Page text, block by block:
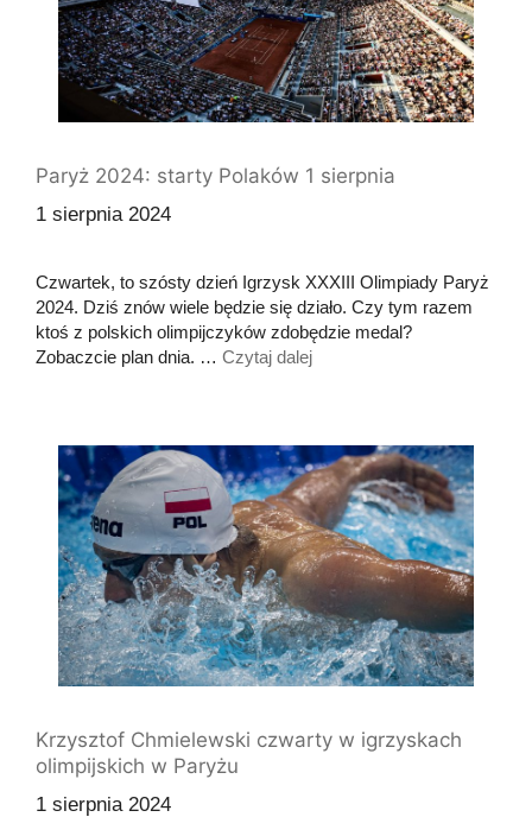
Paryż 2024: starty Polaków 1 sierpnia
1 sierpnia 2024
Czwartek, to szósty dzień Igrzysk XXXIII Olimpiady Paryż
2024. Dziś znów wiele będzie się działo. Czy tym razem
ktoś z polskich olimpijczyków zdobędzie medal?
Zobaczcie plan dnia. … Czytaj dalej
Krzysztof Chmielewski czwarty w igrzyskach
olimpijskich w Paryżu
1 sierpnia 2024